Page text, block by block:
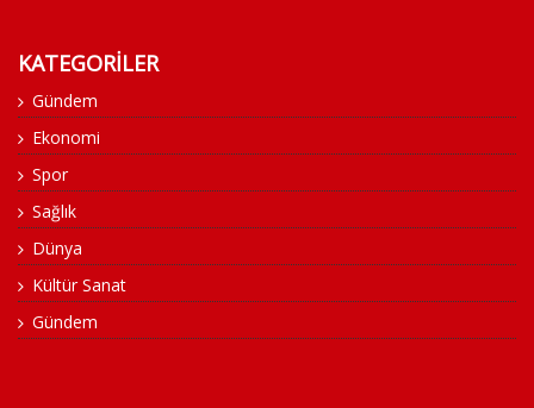
KATEGORİLER
Gündem
Ekonomi
Spor
Sağlık
Dünya
Kültür Sanat
Gündem